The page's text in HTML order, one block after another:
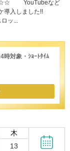
YouTubeなど
導入しました!!
ッ...
対象・ｼｮｰﾄﾀｲﾑ
木
13